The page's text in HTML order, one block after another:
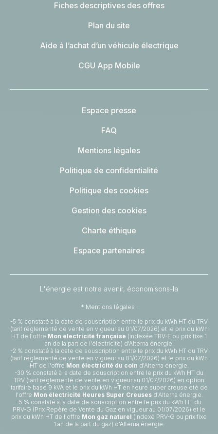
Fiches descriptives des offres
Plan du site
Aide à l’achat d’un véhicule électrique
CGU App Mobile
Espace presse
FAQ
Mentions légales
Politique de confidentialité
Politique des cookies
Gestion des cookies
Charte éthique
Espace partenaires
L'énergie est notre avenir, économisons-la
* Mentions légales :
-5 % constaté à la date de souscription entre le prix du kWh HT du TRV
(tarif réglementé de vente en vigueur au 01/07/2026) et le prix du kWh
HT de l'offre Mon électricité française (indexée TRV-E ou prix fixe 1
an de la part de l'électricité) d'Alterna énergie.
-2 % constaté à la date de souscription entre le prix du kWh HT du TRV
(tarif réglementé de vente en vigueur au 01/07/2026) et le prix du kWh
HT de l'offre Mon électricité du coin d'Alterna énergie.
-30 % constaté à la date de souscription entre le prix du kWh HT du
TRV (tarif réglementé de vente en vigueur au 01/07/2026) en option
tarifaire base 9 kVA et le prix du kWh HT en heure super creuse été de
l'offre Mon électricité Heures Super Creusesd'Alterna énergie.
-5 % constaté à la date de souscription entre le prix du kWh HT du
PRV-G (Prix Repère de Vente du Gaz en vigueur au 01/07/2026) et le
prix du kWh HT de l'offre Mon gaz naturel (indexé PRV-G ou prix fixe
1 an de la part du gaz) d'Alterna énergie.